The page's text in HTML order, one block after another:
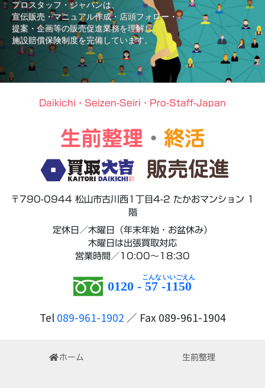
プロスタッフ・ジャパンは、
宣伝販売・マニュアル作成・店頭フォロー・
提案・企画等の販売促進業務を理解し、
施設賠償保険制度を完備しています。
Daikichi・Seizen-Seiri・Pro-Staff-Japan
生前整理 ・ 終活
販売促進
〒790-0944 松山市古川西1丁目4-2 たかおマンション 1
階
定休日／木曜日（年末年始・お盆休み）
木曜日は出張買取対応
営業時間／10:00～18:30
0120 - 57 -1150
Tel 089-961-1902 ／ Fax 089-961-1904
ホーム 生前整理